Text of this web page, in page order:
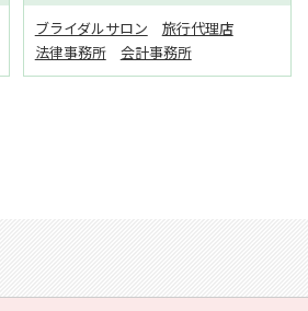
ブライダルサロン
旅行代理店
法律事務所
会計事務所